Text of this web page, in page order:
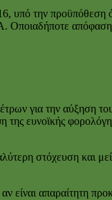
υπό την
για την αύξηση
της ευνοϊκής
στόχευση και
είναι απαραίτητη